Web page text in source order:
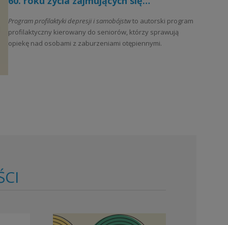
Program profilaktyki depresji i samobójstwto autorski program
profilaktyczny kierowany do seniorów, którzy sprawują
opiekę nad osobami z zaburzeniami otępiennymi.